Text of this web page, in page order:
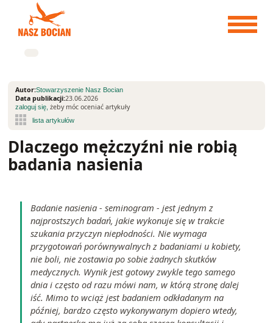
treści
Autor:Stowarzyszenie Nasz Bocian
Data publikacji:23.06.2026
zaloguj się, żeby móc oceniać artykuły
Dlaczego mężczyźni nie robią
badania nasienia
Badanie nasienia - seminogram - jest jednym z
najprostszych badań, jakie wykonuje się w trakcie
szukania przyczyn niepłodności. Nie wymaga
przygotowań porównywalnych z badaniami u kobiety,
nie boli, nie zostawia po sobie żadnych skutków
medycznych. Wynik jest gotowy zwykle tego samego
dnia i często od razu mówi nam, w którą stronę dalej
iść. Mimo to wciąż jest badaniem odkładanym na
później, bardzo często wykonywanym dopiero wtedy,